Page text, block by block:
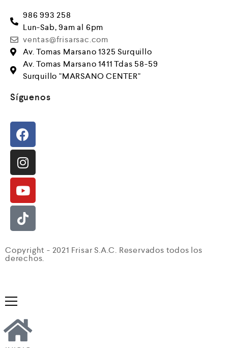
986 993 258
Lun-Sab, 9am al 6pm
ventas@frisarsac.com
Av. Tomas Marsano 1325 Surquillo
Av. Tomas Marsano 1411 Tdas 58-59
Surquillo "MARSANO CENTER"
Síguenos
Copyright - 2021 Frisar S.A.C. Reservados todos los
derechos.